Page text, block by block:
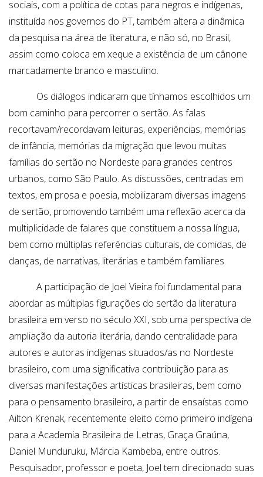
sociais, com a política de cotas para negros e indígenas,
instituída nos governos do PT, também altera a dinâmica
da pesquisa na área de literatura, e não só, no Brasil,
assim como coloca em xeque a existência de um cânone
marcadamente branco e masculino.
Os diálogos indicaram que tínhamos escolhidos um
bom caminho para percorrer o sertão. As falas
recortavam/recordavam leituras, experiências, memórias
de infância, memórias da migração que levou muitas
famílias do sertão no Nordeste para grandes centros
urbanos, como São Paulo. As discussões, centradas em
textos, em prosa e poesia, mobilizaram diversas imagens
de sertão, promovendo também uma reflexão acerca da
multiplicidade de falares que constituem a nossa língua,
bem como múltiplas referências culturais, de comidas, de
danças, de narrativas, literárias e também familiares.
A participação de Joel Vieira foi fundamental para
abordar as múltiplas figurações do sertão da literatura
brasileira em verso no século XXI, sob uma perspectiva de
ampliação da autoria literária, dando centralidade para
autores e autoras indígenas situados/as no Nordeste
brasileiro, com uma significativa contribuição para as
diversas manifestações artísticas brasileiras, bem como
para o pensamento brasileiro, a partir de ensaístas como
Ailton Krenak, recentemente eleito como primeiro indígena
para a Academia Brasileira de Letras, Graça Graúna,
Daniel Munduruku, Márcia Kambeba, entre outros.
Pesquisador, professor e poeta, Joel tem direcionado suas